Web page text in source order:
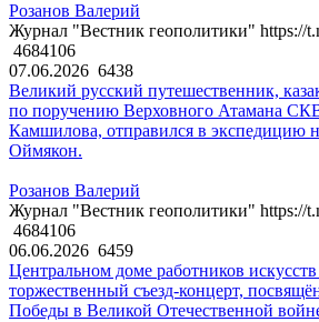
Розанов Валерий
Журнал "Вестник геополитики" https://
4684106
07.06.2026 6438
Великий русский путешественник,
по поручению Верховного Атамана
Камшилова, отправился в экспедицию
Оймякон.
Розанов Валерий
Журнал "Вестник геополитики" https://
4684106
06.06.2026 6459
Центральном доме работников искусств
торжественный съезд-концерт,
Победы в Великой Отечественной